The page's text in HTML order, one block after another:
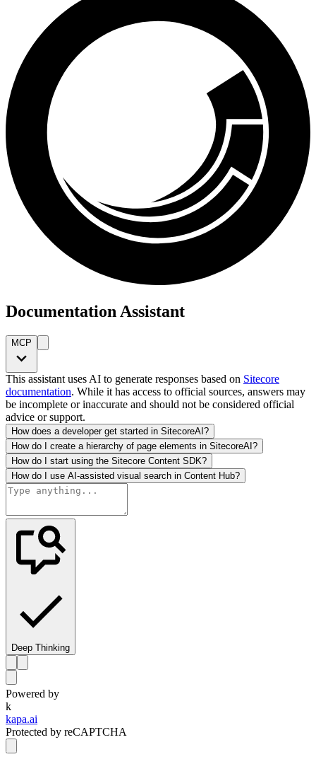
Documentation Assistant
MCP
This assistant uses AI to generate responses based on Sitecore
documentation. While it has access to official sources, answers may
be incomplete or inaccurate and should not be considered official
advice or support.
How does a developer get started in SitecoreAI?
How do I create a hierarchy of page elements in SitecoreAI?
How do I start using the Sitecore Content SDK?
How do I use AI-assisted visual search in Content Hub?
Deep Thinking
Powered by
k
kapa.ai
Protected by reCAPTCHA